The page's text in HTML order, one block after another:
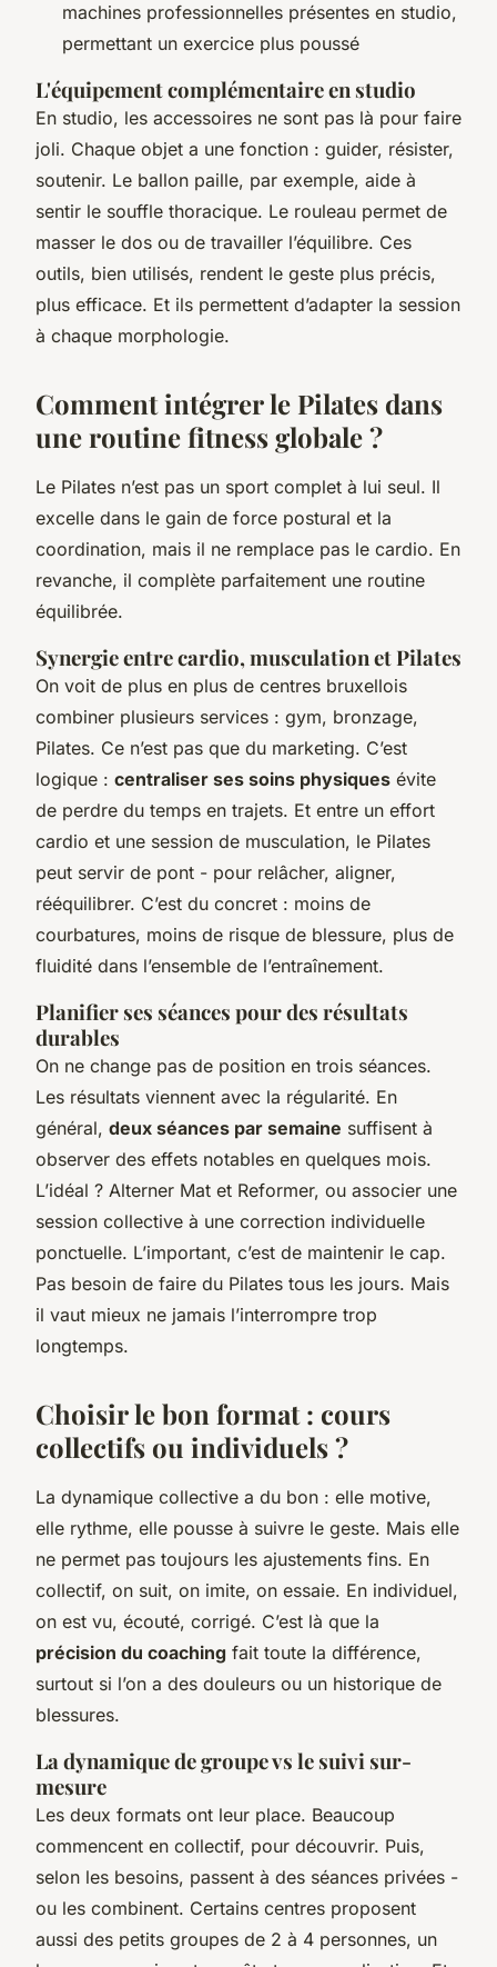
machines professionnelles présentes en studio,
permettant un exercice plus poussé
L'équipement complémentaire en studio
En studio, les accessoires ne sont pas là pour faire
joli. Chaque objet a une fonction : guider, résister,
soutenir. Le ballon paille, par exemple, aide à
sentir le souffle thoracique. Le rouleau permet de
masser le dos ou de travailler l’équilibre. Ces
outils, bien utilisés, rendent le geste plus précis,
plus efficace. Et ils permettent d’adapter la session
à chaque morphologie.
Comment intégrer le Pilates dans
une routine fitness globale ?
Le Pilates n’est pas un sport complet à lui seul. Il
excelle dans le gain de force postural et la
coordination, mais il ne remplace pas le cardio. En
revanche, il complète parfaitement une routine
équilibrée.
Synergie entre cardio, musculation et Pilates
On voit de plus en plus de centres bruxellois
combiner plusieurs services : gym, bronzage,
Pilates. Ce n’est pas que du marketing. C’est
logique : centraliser ses soins physiques évite
de perdre du temps en trajets. Et entre un effort
cardio et une session de musculation, le Pilates
peut servir de pont - pour relâcher, aligner,
rééquilibrer. C’est du concret : moins de
courbatures, moins de risque de blessure, plus de
fluidité dans l’ensemble de l’entraînement.
Planifier ses séances pour des résultats
durables
On ne change pas de position en trois séances.
Les résultats viennent avec la régularité. En
général, deux séances par semaine suffisent à
observer des effets notables en quelques mois.
L’idéal ? Alterner Mat et Reformer, ou associer une
session collective à une correction individuelle
ponctuelle. L’important, c’est de maintenir le cap.
Pas besoin de faire du Pilates tous les jours. Mais
il vaut mieux ne jamais l’interrompre trop
longtemps.
Choisir le bon format : cours
collectifs ou individuels ?
La dynamique collective a du bon : elle motive,
elle rythme, elle pousse à suivre le geste. Mais elle
ne permet pas toujours les ajustements fins. En
collectif, on suit, on imite, on essaie. En individuel,
on est vu, écouté, corrigé. C’est là que la
précision du coaching fait toute la différence,
surtout si l’on a des douleurs ou un historique de
blessures.
La dynamique de groupe vs le suivi sur-
mesure
Les deux formats ont leur place. Beaucoup
commencent en collectif, pour découvrir. Puis,
selon les besoins, passent à des séances privées -
ou les combinent. Certains centres proposent
aussi des petits groupes de 2 à 4 personnes, un